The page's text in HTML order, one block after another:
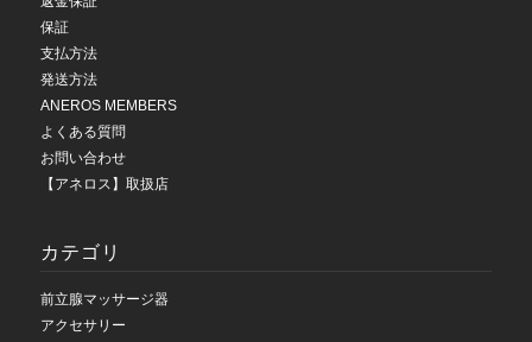
保証
支払方法
発送方法
ANEROS MEMBERS
よくある質問
お問い合わせ
【アネロス】取扱店
カテゴリ
前立腺マッサージ器
アクセサリー